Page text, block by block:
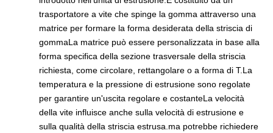
trasportatore a vite che spinge la gomma attraverso una
matrice per formare la forma desiderata della striscia di
gommaLa matrice può essere personalizzata in base alla
forma specifica della sezione trasversale della striscia
richiesta, come circolare, rettangolare o a forma di T.La
temperatura e la pressione di estrusione sono regolate
per garantire un'uscita regolare e costanteLa velocità
della vite influisce anche sulla velocità di estrusione e
sulla qualità della striscia estrusa.ma potrebbe richiedere